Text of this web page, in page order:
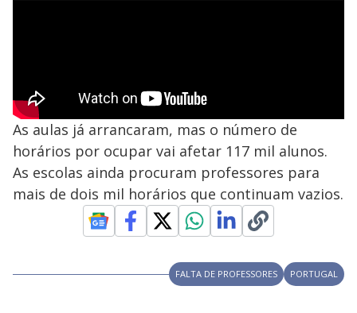
As aulas já arrancaram, mas o número de
horários por ocupar vai afetar 117 mil alunos.
As escolas ainda procuram professores para
mais de dois mil horários que continuam vazios.
FALTA DE PROFESSORES PORTUGAL